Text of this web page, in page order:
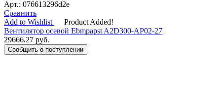
Арт.: 076613296d2e
Сравнить
Add to Wishlist
Product Added!
Вентилятор осевой Ebmpapst A2D300-AP02-27
29666.27 руб.
Сообщить о поступлении